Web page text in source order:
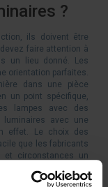
?
ils doivent être
faire attention à
un lieu donné. Les
orientation parfaites.
dans une pièce
un point spécifique,
lampes avec des
luminaires avec une
effet. Le choix des
que les fabricants
et circonstances un
de mobilier,